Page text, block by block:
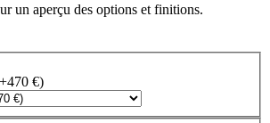
un aperçu des options et finitions.
€)